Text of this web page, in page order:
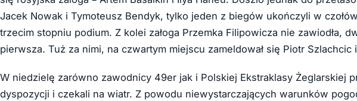
Jacek Nowak i Tymoteusz Bendyk, tylko jeden z biegów ukończyli w
trzecim stopniu podium. Z kolei załoga Przemka Filipowicza nie zawiodła,
pierwsza. Tuż za nimi, na czwartym miejscu zameldował się Piotr Szlachcic
W niedzielę zarówno zawodnicy 49er jak i Polskiej Ekstraklasy Żeglarskiej
dyspozycji i czekali na wiatr. Z powodu niewystarczających warunków